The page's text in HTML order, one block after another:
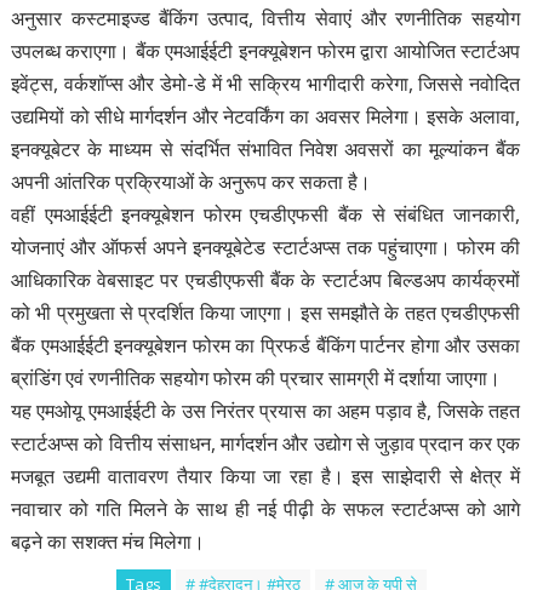
अनुसार कस्टमाइज्ड बैंकिंग उत्पाद, वित्तीय सेवाएं और रणनीतिक सहयोग
उपलब्ध कराएगा। बैंक एमआईईटी इनक्यूबेशन फोरम द्वारा आयोजित स्टार्टअप
इवेंट्स, वर्कशॉप्स और डेमो-डे में भी सक्रिय भागीदारी करेगा, जिससे नवोदित
उद्यमियों को सीधे मार्गदर्शन और नेटवर्किंग का अवसर मिलेगा। इसके अलावा,
इनक्यूबेटर के माध्यम से संदर्भित संभावित निवेश अवसरों का मूल्यांकन बैंक
अपनी आंतरिक प्रक्रियाओं के अनुरूप कर सकता है।
वहीं एमआईईटी इनक्यूबेशन फोरम एचडीएफसी बैंक से संबंधित जानकारी,
योजनाएं और ऑफर्स अपने इनक्यूबेटेड स्टार्टअप्स तक पहुंचाएगा। फोरम की
आधिकारिक वेबसाइट पर एचडीएफसी बैंक के स्टार्टअप बिल्डअप कार्यक्रमों
को भी प्रमुखता से प्रदर्शित किया जाएगा। इस समझौते के तहत एचडीएफसी
बैंक एमआईईटी इनक्यूबेशन फोरम का प्रिफर्ड बैंकिंग पार्टनर होगा और उसका
ब्रांडिंग एवं रणनीतिक सहयोग फोरम की प्रचार सामग्री में दर्शाया जाएगा।
यह एमओयू एमआईईटी के उस निरंतर प्रयास का अहम पड़ाव है, जिसके तहत
स्टार्टअप्स को वित्तीय संसाधन, मार्गदर्शन और उद्योग से जुड़ाव प्रदान कर एक
मजबूत उद्यमी वातावरण तैयार किया जा रहा है। इस साझेदारी से क्षेत्र में
नवाचार को गति मिलने के साथ ही नई पीढ़ी के सफल स्टार्टअप्स को आगे
बढ़ने का सशक्त मंच मिलेगा।
Tags # #देहरादून। #मेरठ # आज के यूपी से